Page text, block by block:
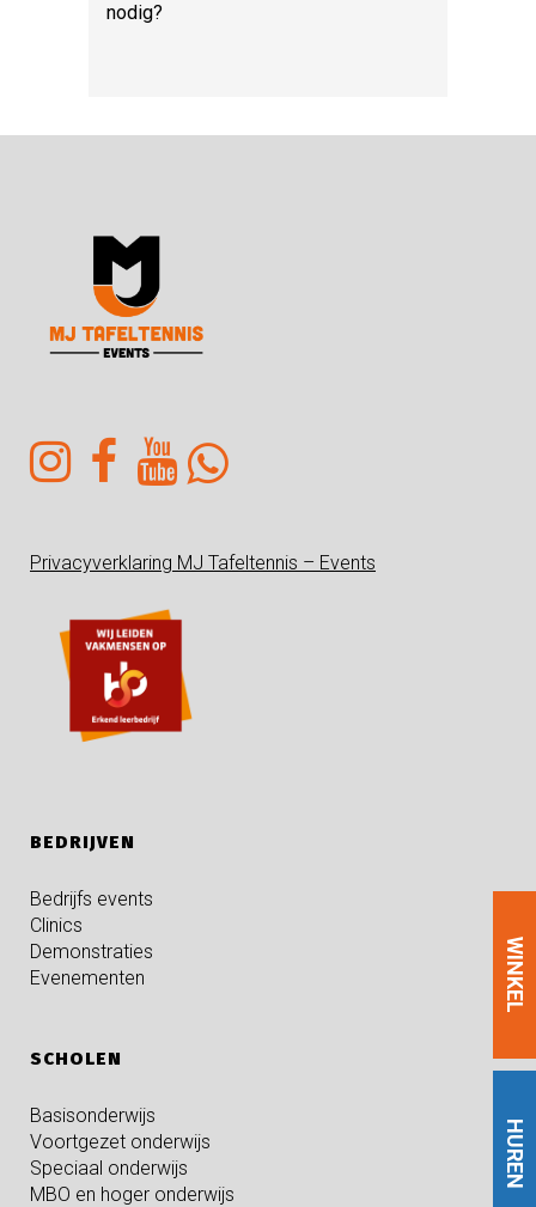
HUREN
WINKEL
nodig?
Privacyverklaring MJ Tafeltennis – Events
BEDRIJVEN
Bedrijfs events
Clinics
Demonstraties
Evenementen
SCHOLEN
Basisonderwijs
Voortgezet onderwijs
Speciaal onderwijs
MBO en hoger onderwijs